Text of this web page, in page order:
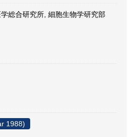
総合研究所, 細胞生物学研究部
1988)